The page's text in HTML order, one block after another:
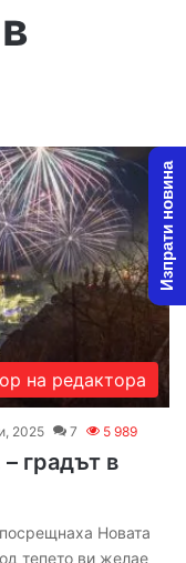
на редактора
2025 7 5 989
градът в
Новата
тепето ви желае
Изпрати новина